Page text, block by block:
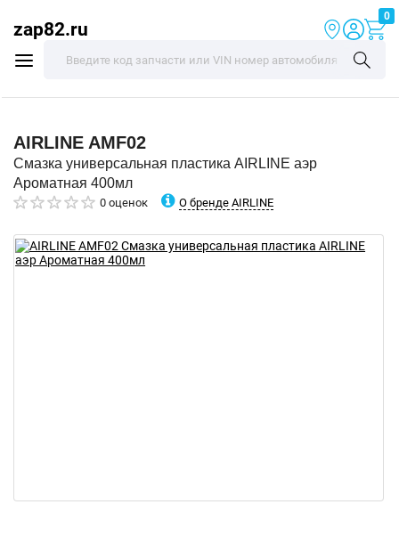
zap82.ru
0
AIRLINE AMF02
Смазка универсальная пластика AIRLINE аэр
Ароматная 400мл
0 оценок О бренде AIRLINE